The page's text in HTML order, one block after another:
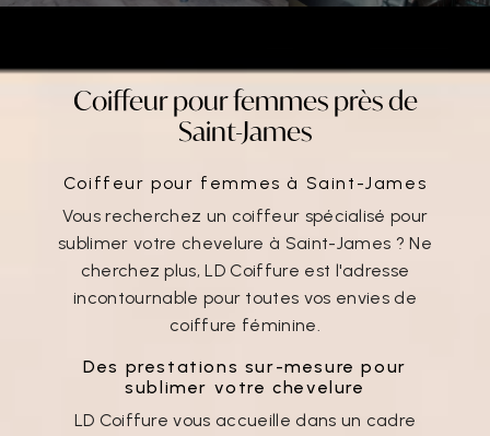
Coiffeur pour femmes près de
Saint-James
Coiffeur pour femmes à Saint-James
Vous recherchez un coiffeur spécialisé pour
sublimer votre chevelure à Saint-James ? Ne
cherchez plus, LD Coiffure est l'adresse
incontournable pour toutes vos envies de
coiffure féminine.
Des prestations sur-mesure pour
sublimer votre chevelure
LD Coiffure vous accueille dans un cadre